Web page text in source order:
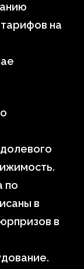
на
по
в
в